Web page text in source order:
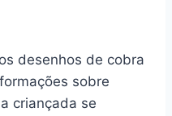
desenhos de cobra
sobre
criançada se